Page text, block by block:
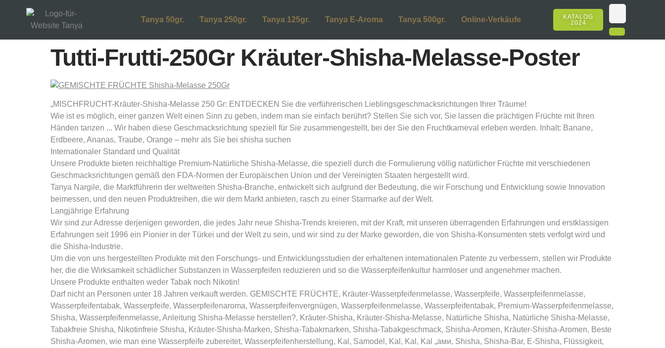
Tanya 50gr. Tanya 250gr. Tanya 125gr. Tanya E-Aroma Tanya 500gr. Online-Verkäufe
KATALOG
2024
Tutti-Frutti-250Gr Kräuter-Shisha-Melasse-Poster
„MISCHFRUCHT-Kräuter-Shisha-Melasse 250 Gr: ENTDECKEN Sie die verführerischen Lieblingsgeschmacksrichtungen Ihrer Träume!
Wie ist es möglich, einer ganzen Welt einen Sinn zu geben, indem man sie einfach berührt? Stellen Sie sich vor, Sie lassen die prächtigen Früchte mit Ihren
Händen tanzen ... Wir haben diese Geschmacksrichtung speziell für Sie zusammengestellt, bei der Sie den Fruchtkarneval erleben werden. Inhalt: Banane,
Erdbeere, Ananas, Traube, Orange – mehr als Sie bei shisha suchen
Internationaler Standard und Qualität
Unsere Produkte bieten reichhaltige Premium-Natürliche Shisha-Melasse, die speziell durch die Formulierung völlig natürlicher Früchte mit verschiedenen
Geschmacksrichtungen gemäß den FDA-Normen der Europäischen Union und der Vereinigten Staaten hergestellt wird.
Tanya Nargile, die Marktführerin der weltweiten Shisha-Branche, entwickelt sich aufgrund der Bedeutung, die wir Forschung und Entwicklung sowie Innovation
beimessen, und den neuen Produktreihen, die wir dem Markt anbieten, rasch zu einer Starmarke auf der Welt.
Langjährige Erfahrung
Wir sind zur Adresse derjenigen geworden, die jedes Jahr neue Shisha-Trends kreieren, mit der Kraft, mit unseren überragenden Erfahrungen und erstklassigen
Erfahrungen seit 1996 ein Pionier in der Türkei und der Welt zu sein, und wir sind zu der Marke geworden, die von Shisha-Konsumenten stets verfolgt wird und
die Shisha-Industrie.
Um die von uns hergestellten Produkte mit den Forschungs- und Entwicklungsstudien der erhaltenen internationalen Patente zu verbessern, stellen wir Produkte
her, die die Wirksamkeit schädlicher Substanzen in Wasserpfeifen reduzieren und so die Wasserpfeifenkultur harmloser und angenehmer machen.
Unsere Produkte enthalten weder Tabak noch Nikotin!
Darf nicht an Personen unter 18 Jahren verkauft werden. GEMISCHTE FRÜCHTE, Kräuter-Wasserpfeifenmelasse, Wasserpfeife, Wasserpfeifenmelasse,
Wasserpfeifentabak, Wasserpfeife, Wasserpfeifenaroma, Wasserpfeifenvergnügen, Wasserpfeifenmelasse, Wasserpfeifentabak, Premium-Wasserpfeifenmelasse,
Shisha, Wasserpfeifenmelasse, Anleitung Shisha-Melasse herstellen?, Kräuter-Shisha, Kräuter-Shisha-Melasse, Natürliche Shisha, Natürliche Shisha-Melasse,
Tabakfreie Shisha, Nikotinfreie Shisha, Kräuter-Shisha-Marken, Shisha-Tabakmarken, Shisha-Tabakgeschmack, Shisha-Aromen, Kräuter-Shisha-Aromen, Beste
Shisha-Aromen, wie man eine Wasserpfeife zubereitet, Wasserpfeifenherstellung, Kal, Samodel, Kal, Kal, Kal „ами, Shisha, Shisha-Bar, E-Shisha, Flüssigkeit,